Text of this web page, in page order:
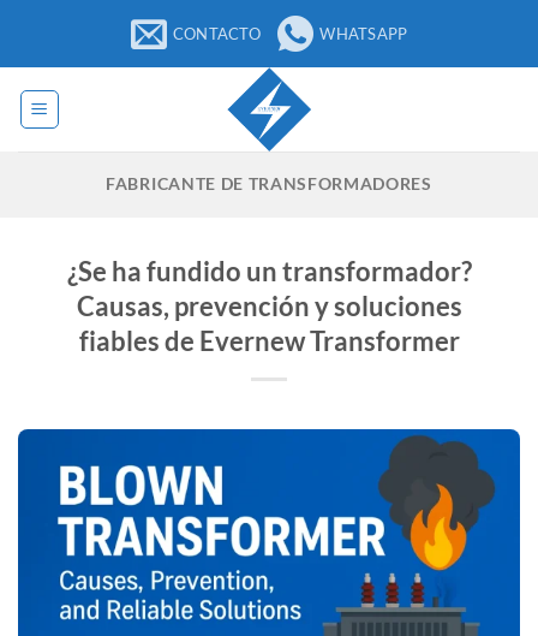
contenido
CONTACTO WHATSAPP
FABRICANTE DE TRANSFORMADORES
¿Se ha fundido un transformador?
Causas, prevención y soluciones
fiables de Evernew Transformer